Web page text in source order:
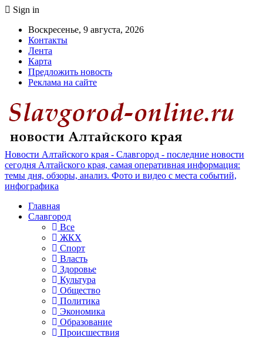
Sign in
Воскресенье, 9 августа, 2026
Контакты
Лента
Карта
Предложить новость
Реклама на сайте
Новости Алтайского края - Славгород - последние новости
сегодня Алтайского края, самая оперативная информация:
темы дня, обзоры, анализ. Фото и видео с места событий,
инфографика
Главная
Славгород
Все
ЖКХ
Спорт
Власть
Здоровье
Культура
Общество
Политика
Экономика
Образование
Происшествия